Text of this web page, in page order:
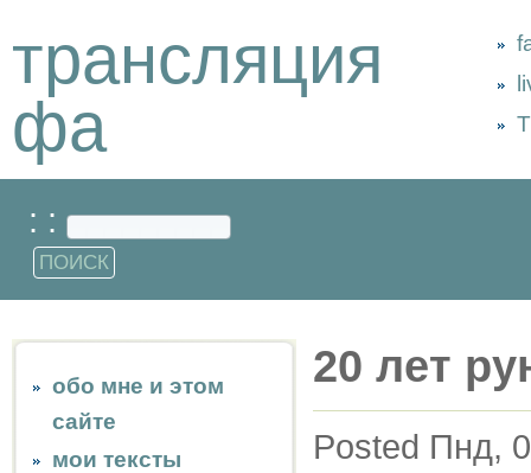
трансляция
фа
: :
обо мне и этом
сайте
мои тексты
20 лет
Posted Пнд,